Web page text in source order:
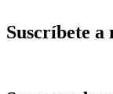
Suscríbete a